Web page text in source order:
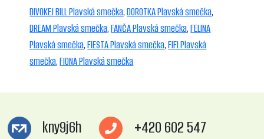
DIVOKEJ BILL Plavská smečka,DOROTKA Plavská smečka,
DREAM Plavská smečka,FANČA Plavská smečka,FELINA
Plavská smečka,FIESTA Plavská smečka,FIFI Plavská
smečka,FIONA Plavská smečka
kny9j6h
+420 602 547